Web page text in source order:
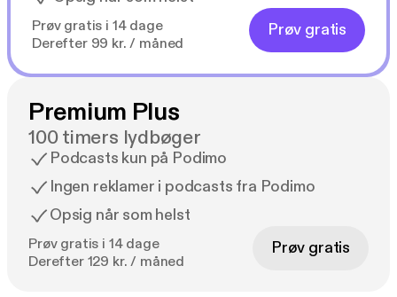
Prøv gratis i 14 dage
Derefter 99 kr. / måned
Prøv gratis
Premium Plus
100 timers lydbøger
Podcasts kun på Podimo
Ingen reklamer i podcasts fra Podimo
Opsig når som helst
Prøv gratis i 14 dage
Derefter 129 kr. / måned
Prøv gratis